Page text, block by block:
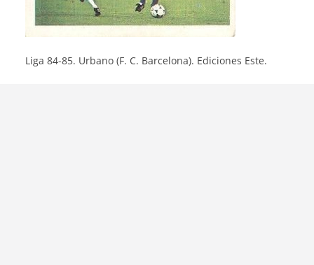
Liga 84-85. Urbano (F. C. Barcelona). Ediciones Este.